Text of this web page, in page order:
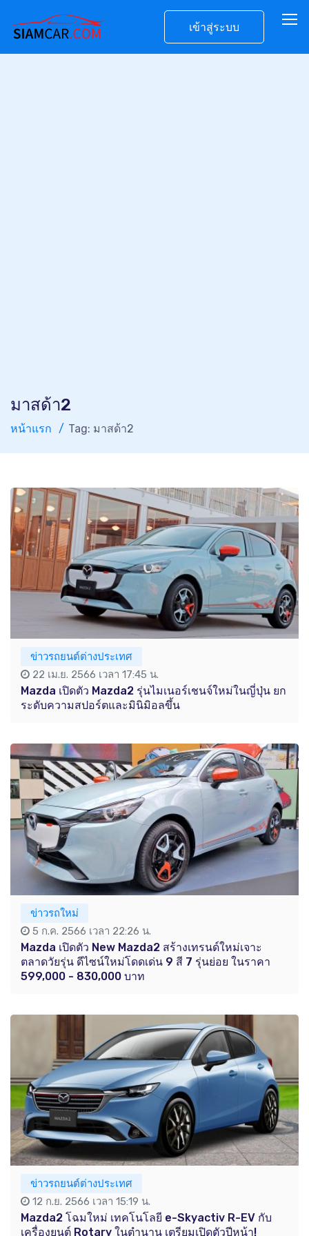
เข้าสู่ระบบ
มาสด้า2
หน้าแรก Tag: มาสด้า2
ข่าวรถยนต์ต่างประเทศ
22 เม.ย. 2566 เวลา 17:45 น.
Mazda เปิดตัว Mazda2 รุ่นไมเนอร์เชนจ์ใหม่ในญี่ปุ่น ยก
ระดับความสปอร์ตและมินิมิอลขึ้น
ข่าวรถใหม่
5 ก.ค. 2566 เวลา 22:26 น.
Mazda เปิดตัว New Mazda2 สร้างเทรนด์ใหม่เจาะ
ตลาดวัยรุ่น ดีไซน์ใหม่โดดเด่น 9 สี 7 รุ่นย่อย ในราคา
599,000 - 830,000 บาท
ข่าวรถยนต์ต่างประเทศ
12 ก.ย. 2566 เวลา 15:19 น.
Mazda2 โฉมใหม่ เทคโนโลยี e-Skyactiv R-EV กับ
เครื่องยนต์ Rotary ในตำนาน เตรียมเปิดตัวปีหน้า!